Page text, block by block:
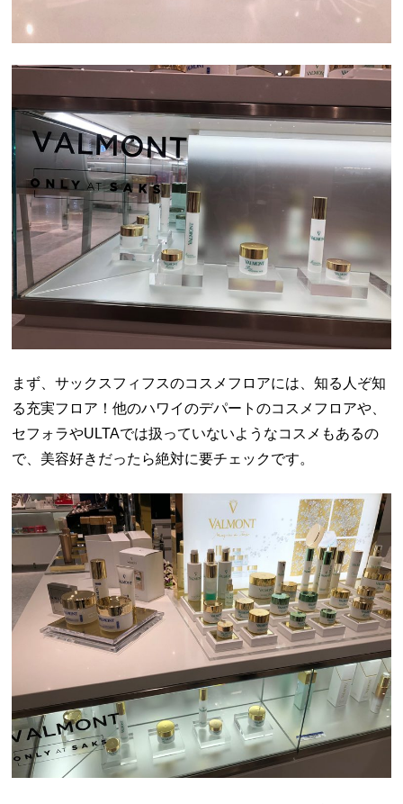
まず、サックスフィフスのコスメフロアには、知る人ぞ知
る充実フロア！他のハワイのデパートのコスメフロアや、
セフォラやULTAでは扱っていないようなコスメもあるの
で、美容好きだったら絶対に要チェックです。